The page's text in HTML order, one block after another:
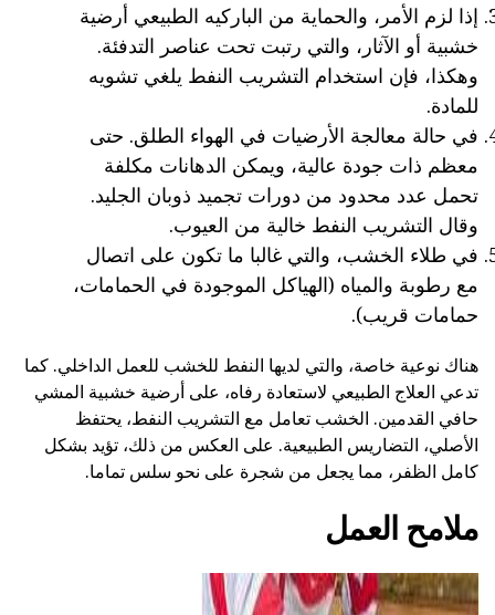
إذا لزم الأمر، والحماية من الباركيه الطبيعي أرضية
خشبية أو الآثار، والتي رتبت تحت عناصر التدفئة.
وهكذا، فإن استخدام التشريب النفط يلغي تشويه
للمادة.
في حالة معالجة الأرضيات في الهواء الطلق. حتى
معظم ذات جودة عالية، ويمكن الدهانات مكلفة
تحمل عدد محدود من دورات تجميد ذوبان الجليد.
وقال التشريب النفط خالية من العيوب.
في طلاء الخشب، والتي غالبا ما تكون على اتصال
مع رطوبة والمياه (الهياكل الموجودة في الحمامات،
حمامات قريب).
هناك نوعية خاصة، والتي لديها النفط للخشب للعمل الداخلي. كما
تدعي العلاج الطبيعي لاستعادة رفاه، على أرضية خشبية المشي
حافي القدمين. الخشب تعامل مع التشريب النفط، يحتفظ
الأصلي، التضاريس الطبيعية. على العكس من ذلك، تؤيد بشكل
كامل الظفر، مما يجعل من شجرة على نحو سلس تماما.
ملامح العمل